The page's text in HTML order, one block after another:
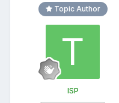
Topic Author
ISP